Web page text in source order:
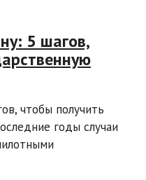
5 шагов,
чтобы получить
годы случаи